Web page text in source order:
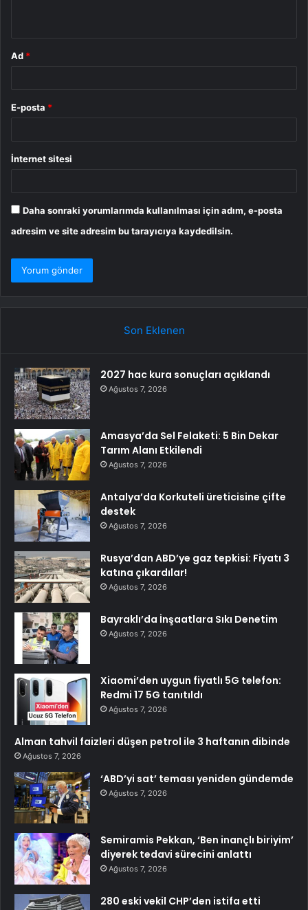
Ad *
E-posta *
İnternet sitesi
Daha sonraki yorumlarımda kullanılması için adım, e-posta
adresim ve site adresim bu tarayıcıya kaydedilsin.
Son Eklenen
2027 hac kura sonuçları açıklandı
Ağustos 7, 2026
Amasya’da Sel Felaketi: 5 Bin Dekar
Tarım Alanı Etkilendi
Ağustos 7, 2026
Antalya’da Korkuteli üreticisine çifte
destek
Ağustos 7, 2026
Rusya’dan ABD’ye gaz tepkisi: Fiyatı 3
katına çıkardılar!
Ağustos 7, 2026
Bayraklı’da İnşaatlara Sıkı Denetim
Ağustos 7, 2026
Xiaomi’den uygun fiyatlı 5G telefon:
Redmi 17 5G tanıtıldı
Ağustos 7, 2026
Alman tahvil faizleri düşen petrol ile 3 haftanın dibinde
Ağustos 7, 2026
‘ABD’yi sat’ teması yeniden gündemde
Ağustos 7, 2026
Semiramis Pekkan, ‘Ben inançlı biriyim’
diyerek tedavi sürecini anlattı
Ağustos 7, 2026
280 eski vekil CHP’den istifa etti